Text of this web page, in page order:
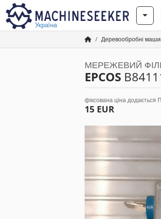
Україна
Деревообробні
МЕРЕЖЕВИЙ
EPCOS
фіксована ціна додається
15 EUR